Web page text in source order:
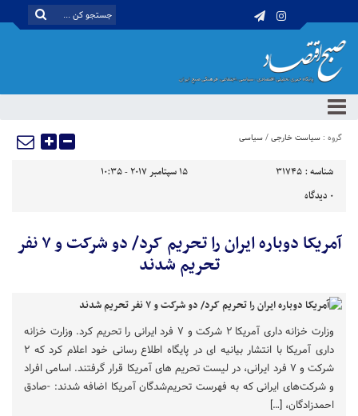
گروه : سیاست خارجی/سیاسی
شناسه : 31745
15 سپتامبر 2017 - 10:35
0 دیدگاه
آمریکا دوباره ایران را تحریم کرد/ دو شرکت و ۷ نفر
تحریم شدند
وزارت خزانه داری آمریکا ۲ شرکت و ۷ فرد ایرانی را تحریم کرد. وزارت خزانه
داری آمریکا با انتشار بیانیه ای در پایگاه اطلاع رسانی خود اعلام کرد که ۲
شرکت و ۷ فرد ایرانی، در لیست تحریم های آمریکا قرار گرفتند. اسامی افراد
و شرکت‌های ایرانی که به فهرست تحریم‌شدگان آمریکا اضافه شدند: -صادق
احمدزادگان، […]